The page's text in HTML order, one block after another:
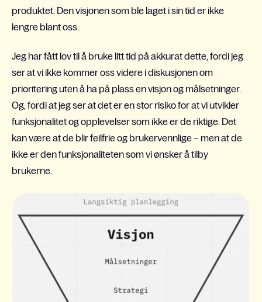
produktet. Den visjonen som ble laget i sin tid er ikke
lengre blant oss.
Jeg har fått lov til å bruke litt tid på akkurat dette, fordi jeg
ser at vi ikke kommer oss videre i diskusjonen om
prioritering uten å ha på plass en visjon og målsetninger.
Og, fordi at jeg ser at det er en stor risiko for at vi utvikler
funksjonalitet og opplevelser som ikke er de riktige. Det
kan være at de blir feilfrie og brukervennlige – men at de
ikke er den funksjonaliteten som vi ønsker å tilby
brukerne.